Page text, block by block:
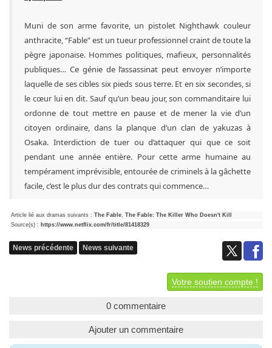
Muni de son arme favorite, un pistolet Nighthawk couleur
anthracite, “Fable” est un tueur professionnel craint de toute la
pègre japonaise. Hommes politiques, mafieux, personnalités
publiques… Ce génie de l’assassinat peut envoyer n’importe
laquelle de ses cibles six pieds sous terre. Et en six secondes, si
le cœur lui en dit. Sauf qu’un beau jour, son commanditaire lui
ordonne de tout mettre en pause et de mener la vie d’un
citoyen ordinaire, dans la planque d’un clan de yakuzas à
Osaka. Interdiction de tuer ou d’attaquer qui que ce soit
pendant une année entière. Pour cette arme humaine au
tempérament imprévisible, entourée de criminels à la gâchette
facile, c’est le plus dur des contrats qui commence…
Article lié aux dramas suivants : The Fable The Fable: The Killer Who Doesn't Kill
Source(s) : https://www.netflix.com/fr/title/81418329
News précédente News suivante
Votre soutien compte !
0 commentaire
Ajouter un commentaire